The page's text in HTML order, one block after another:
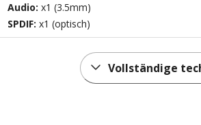
Audio: x1 (3.5mm)
SPDIF: x1 (optisch)
Vollständige